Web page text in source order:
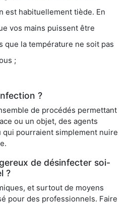
est habituellement tiède. En
vos mains puissent être
que la température ne soit pas
;
?
de procédés permettant
ou un objet, des agents
qui pourraient simplement nuire
de désinfecter soi-
?
et surtout de moyens
pour des professionnels. Faire